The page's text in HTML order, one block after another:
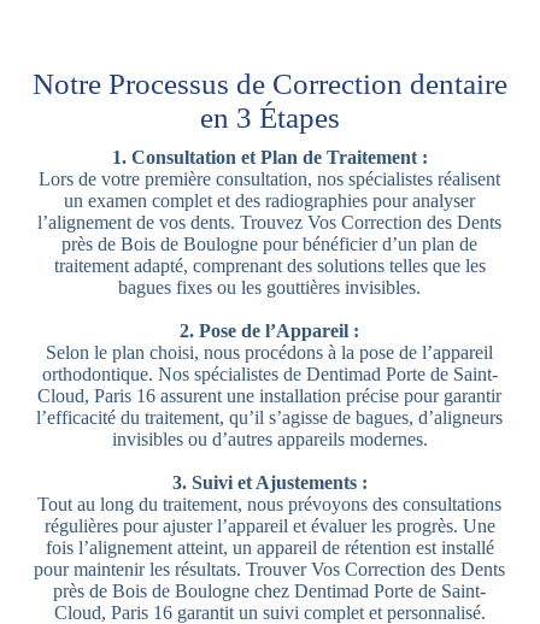
Notre Processus de Correction dentaire
en 3 Étapes
1. Consultation et Plan de Traitement :
Lors de votre première consultation, nos spécialistes réalisent
un examen complet et des radiographies pour analyser
l’alignement de vos dents. Trouvez Vos Correction des Dents
près de Bois de Boulogne pour bénéficier d’un plan de
traitement adapté, comprenant des solutions telles que les
bagues fixes ou les gouttières invisibles.
2. Pose de l’Appareil :
Selon le plan choisi, nous procédons à la pose de l’appareil
orthodontique. Nos spécialistes de Dentimad Porte de Saint-
Cloud, Paris 16 assurent une installation précise pour garantir
l’efficacité du traitement, qu’il s’agisse de bagues, d’aligneurs
invisibles ou d’autres appareils modernes.
3. Suivi et Ajustements :
Tout au long du traitement, nous prévoyons des consultations
régulières pour ajuster l’appareil et évaluer les progrès. Une
fois l’alignement atteint, un appareil de rétention est installé
pour maintenir les résultats. Trouver Vos Correction des Dents
près de Bois de Boulogne chez Dentimad Porte de Saint-
Cloud, Paris 16 garantit un suivi complet et personnalisé.